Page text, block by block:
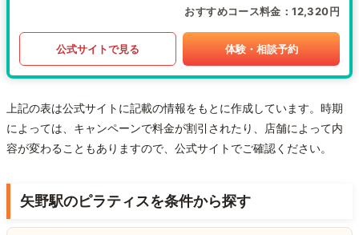
おすすめコース料金 12,320円
公式サイトで見る 体験・相談予約
上記の表は公式サイトに記載の情報をもとに作成しています。時期
によっては、キャンペーンで料金が割引されたり、店舗によって内
容が変わることもありますので、公式サイトでご確認ください。
矢野駅のピラティスを条件から探す